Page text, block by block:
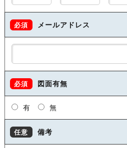
必須 メールアドレス
必須 図面有無
有 無
任意 備考